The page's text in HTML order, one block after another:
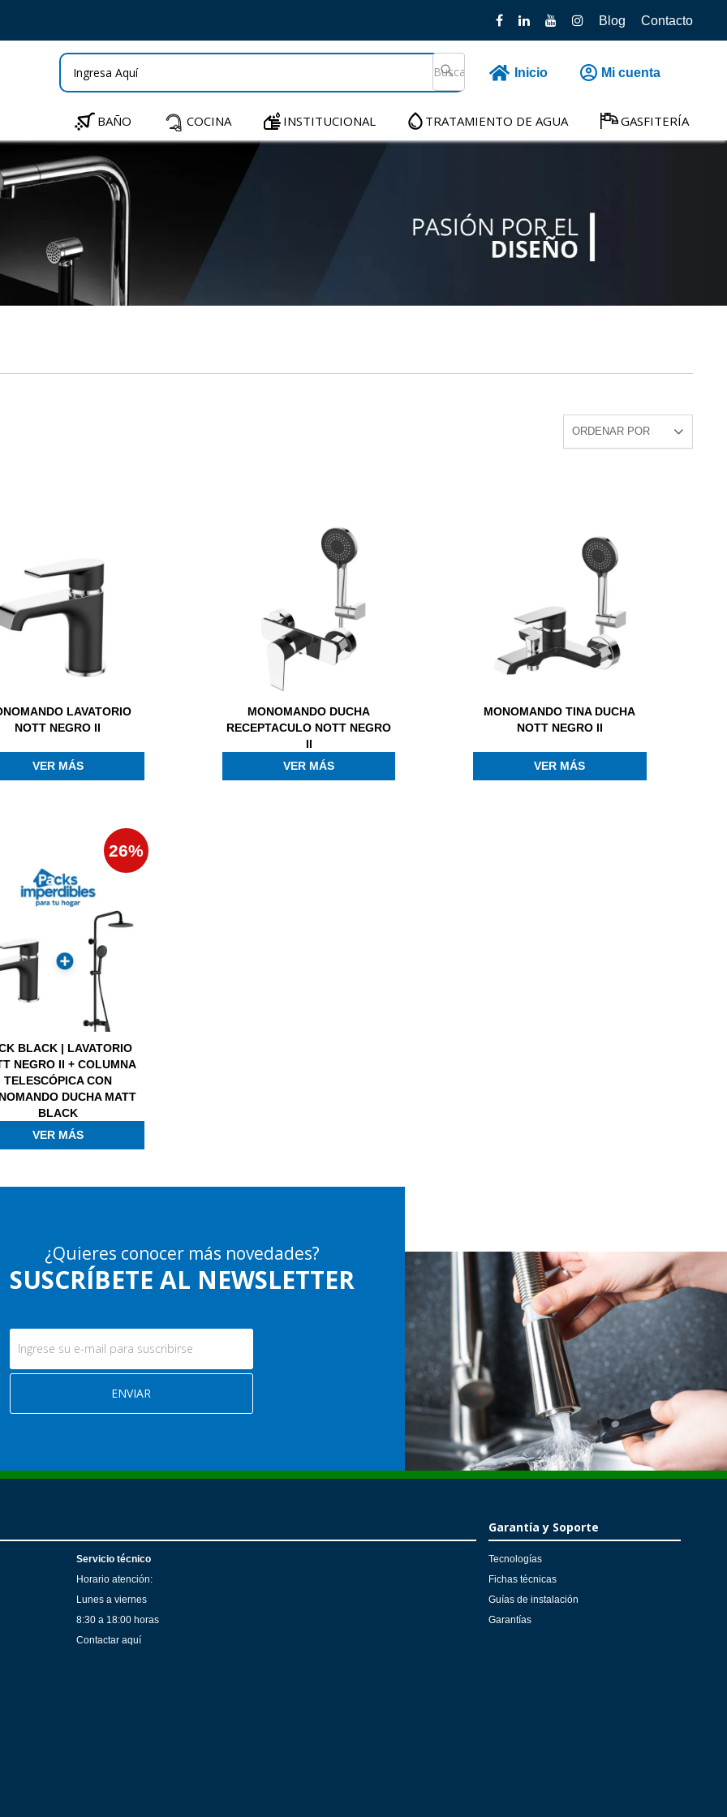
Blog Contacto
Inicio Mi cuenta
BAÑO COCINA INSTITUCIONAL TRATAMIENTO DE AGUA GASFITERÍA
LAVATORIO
NOTT NEGRO II
VER MÁS
MONOMANDO DUCHA
RECEPTACULO NOTT NEGRO
II
VER MÁS
MONOMANDO TINA DUCHA
NOTT NEGRO II
VER MÁS
26%
BLACK | LAVATORIO
NEGRO II + COLUMNA
TELESCÓPICA CON
DUCHA MATT
BLACK
VER MÁS
¿Quieres conocer más novedades?
SUSCRÍBETE AL NEWSLETTER
Servicio técnico
Horario atención:
Lunes a viernes
8:30 a 18:00 horas
Contactar aquí
Garantía y Soporte
Tecnologías
Fichas técnicas
Guías de instalación
Garantías